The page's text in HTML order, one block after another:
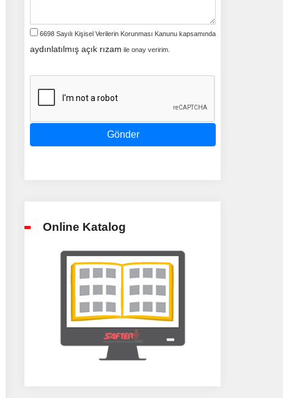
6698 Sayılı Kişisel Verilerin Korunması Kanunu kapsamında
aydınlatılmış açık rızam ile onay veririm.
Gönder
Online Katalog